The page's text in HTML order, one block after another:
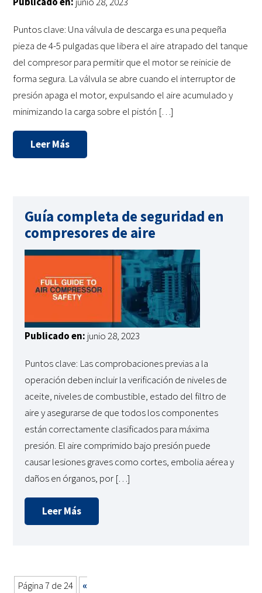
Puntos clave: Una válvula de descarga es una pequeña
pieza de 4-5 pulgadas que libera el aire atrapado del tanque
del compresor para permitir que el motor se reinicie de
forma segura. La válvula se abre cuando el interruptor de
presión apaga el motor, expulsando el aire acumulado y
minimizando la carga sobre el pistón […]
Leer Más
Guía completa de seguridad en
compresores de aire
Publicado en: junio 28, 2023
Puntos clave: Las comprobaciones previas a la
operación deben incluir la verificación de niveles de
aceite, niveles de combustible, estado del filtro de
aire y asegurarse de que todos los componentes
están correctamente clasificados para máxima
presión. El aire comprimido bajo presión puede
causar lesiones graves como cortes, embolia aérea y
daños en órganos, por […]
Leer Más
Página 7 de 24
«